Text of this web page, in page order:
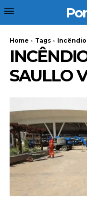
Home Tags
SAULLO